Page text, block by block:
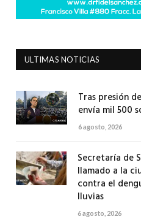
ULTIMAS NOTICIAS
Tras presión
envía mil 500
6 agosto, 2026
Secretaría de
llamado a la
contra el
lluvias
6 agosto, 2026